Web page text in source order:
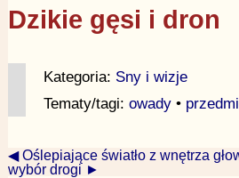
Dzikie gęsi i dron
Kategoria: Sny i wizje
Tematy/tagi: owady•
◀ Oślepiające światło z wnętrza
wybór drogi ►